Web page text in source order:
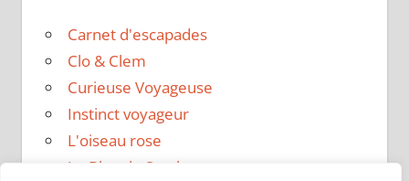
Carnet d'escapades
Clo & Clem
Curieuse Voyageuse
Instinct voyageur
L'oiseau rose
Le Blog de Sarah